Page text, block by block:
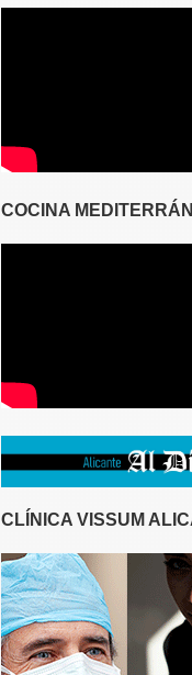
COCINA
CLÍNICA VISSUM